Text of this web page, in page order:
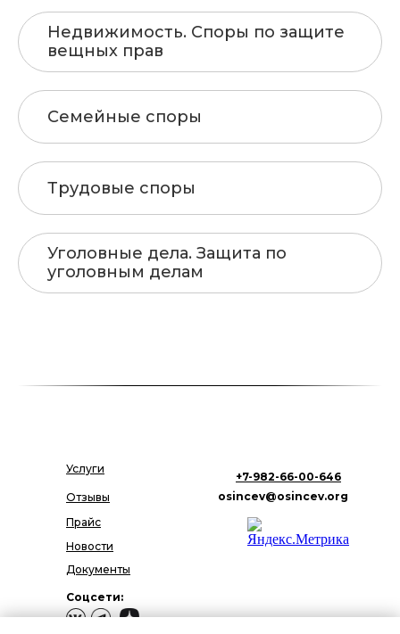
Недвижимость. Споры по защите
вещных прав
Семейные споры
Трудовые споры
Уголовные дела. Защита по
уголовным делам
Услуги
Отзывы
Прайс
Новости
Документы
+7-982-66-00-646
osincev@osincev.org
Соцсети: